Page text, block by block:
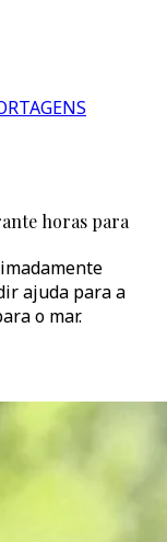
horas para
ajuda para a
o mar.